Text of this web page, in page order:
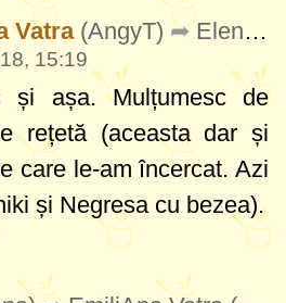
Vatra (AngyT) Elena
15:19
și așa. Mulțumesc de
rețetă (aceasta dar și
care le-am încercat. Azi
și Negresa cu bezea).